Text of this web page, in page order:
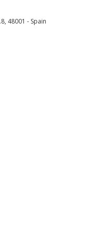
48001 - Spain